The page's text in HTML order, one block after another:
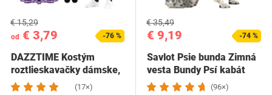
od € 3,79
€ 15,29
-76 %
DAZZTIME Kostým
roztlieskavačky dámske,
kostým…
(17×)
€ 9,19
€ 35,49
-74 %
Savlot Psie bunda Zimná
vesta Bundy Psí kabát
Psí sveter…
(96×)